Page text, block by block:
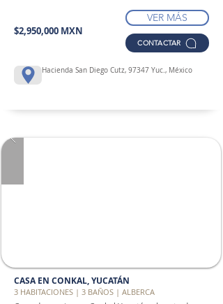
$2,950,000 MXN
VER MÁS
CONTACTAR
Hacienda San Diego Cutz, 97347 Yuc., México
CASA EN CONKAL, YUCATÁN
3 HABITACIONES | 3 BAÑOS | ALBERCA